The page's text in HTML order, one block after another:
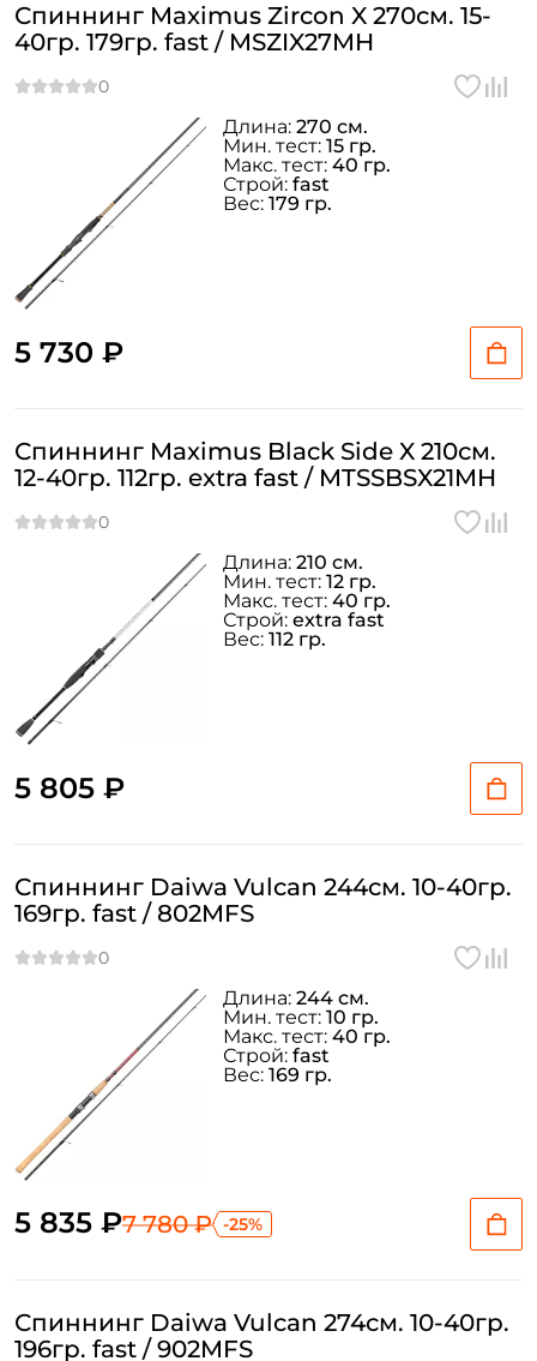
Спиннинг Maximus Zircon X 270см. 15-
40гр. 179гр. fast / MSZIX27MH
5 730 ₽
Длина: 270 см.
Мин. тест: 15 гр.
Макс. тест: 40 гр.
Строй: fast
Вес: 179 гр.
Спиннинг Maximus Black Side X 210см.
12-40гр. 112гр. extra fast / MTSSBSX21MH
5 805 ₽
Длина: 210 см.
Мин. тест: 12 гр.
Макс. тест: 40 гр.
Строй: extra fast
Вес: 112 гр.
Спиннинг Daiwa Vulcan 244см. 10-40гр.
169гр. fast / 802MFS
5 835 ₽7 780 ₽ -25%
Длина: 244 см.
Мин. тест: 10 гр.
Макс. тест: 40 гр.
Строй: fast
Вес: 169 гр.
Спиннинг Daiwa Vulcan 274см. 10-40гр.
196гр. fast / 902MFS